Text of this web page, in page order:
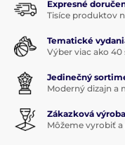
Expresné
Tisíce produktov
Tematické
Výber viac ako
Jedinečný
Moderný dizajn a
Zákazková výroba
Môžeme vyrobiť